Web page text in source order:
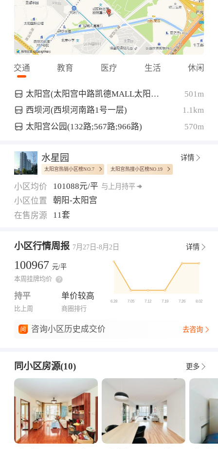
交通 教育 医疗 生活 休闲
太阳宫(太阳宫中路凯德MALL太阳宫店北侧约30米)
501m
西坝河(西坝河南路1号一层)
1.1km
太阳宫公园(132路;567路;966路)
570m
水星园 详情
太阳宫热销小区榜NO.7 太阳宫热搜小区榜NO.19
小区均价 101088元/平 与上月持平
小区位置
朝阳-太阳宫
在售房源
11套
小区行情周报 7月27日-8月2日 详情
100967 元/平
本周挂牌均价
持平
比上周
单价较高
商圈排行
咨询小区历史成交价 去咨询
同小区房源(10) 更多